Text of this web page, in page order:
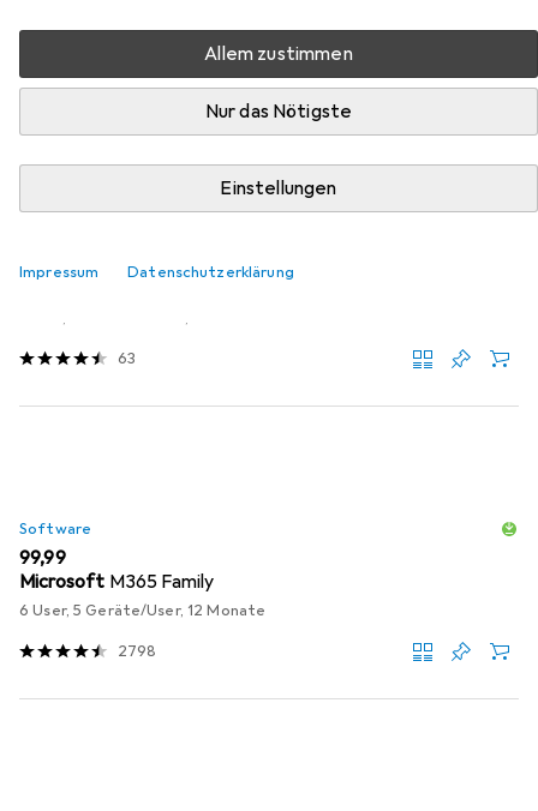
Allem zustimmen
Nur das Nötigste
Einstellungen
Impressum Datenschutzerklärung
Ultra IR01 aus der Kategorie Software.
Relevanz
Produktliste
EUR
29,99
63
Software
EUR
99,99
Microsoft M365 Family
6 User, 5 Geräte/User, 12 Monate
2798